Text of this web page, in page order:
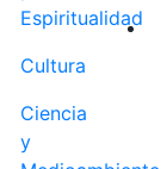
Espiritualidad
Cultura
Ciencia
y